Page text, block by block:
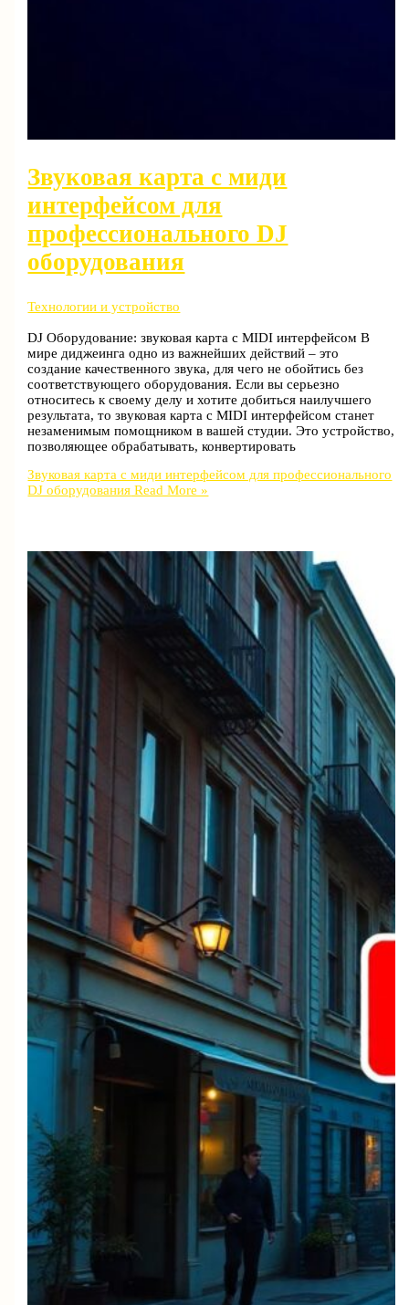
Звуковая карта с миди
интерфейсом для
профессионального DJ
оборудования
Технологии и устройство
DJ Оборудование: звуковая карта с MIDI интерфейсом В
мире диджеинга одно из важнейших действий – это
создание качественного звука, для чего не обойтись без
соответствующего оборудования. Если вы серьезно
относитесь к своему делу и хотите добиться наилучшего
результата, то звуковая карта с MIDI интерфейсом станет
незаменимым помощником в вашей студии. Это устройство,
позволяющее обрабатывать, конвертировать
Звуковая карта с миди интерфейсом для профессионального
DJ оборудования Read More »